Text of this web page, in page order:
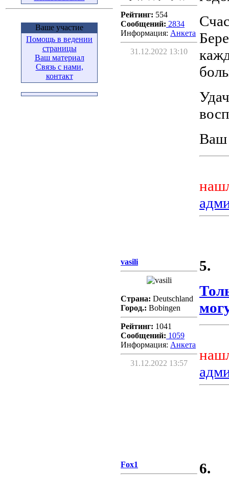
Ваше участие
Помощь в ведении
страницы
Ваш материал
Связь с нами,
контакт
Рейтинг: 554
Сообщений: 2834
Информация: Aнкета
31.12.2022 13:10
Ваш
vasili
Страна: Deutschland
Город.: Bobingen
Рейтинг: 1041
Сообщений: 1059
Информация: Aнкета
31.12.2022 13:57
5.
Fox1
6.